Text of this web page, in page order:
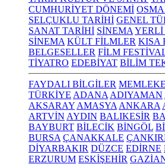
CUMHURİYET DÖNEMİ
SELÇUKLU TARİHİ GENEL
SANAT TARİHİ SİNEMA YERLİ
SİNEMA KÜLT FİLMLER KISA
BELGESELLER FİLM
TİYATRO EDEBİYAT BİLİM
FAYDALI BİLGİLER
TÜRKİYE ADANA ADIYAMAN
AKSARAY AMASYA ANKARA
ARTVİN AYDIN BALIKESİR
BAYBURT BİLECİK BİNGÖL
BURSA ÇANAKKALE
DİYARBAKIR DÜZCE EDİRNE
ERZURUM ESKİŞEHİR